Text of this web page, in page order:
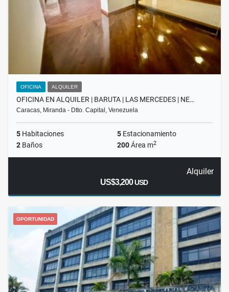
OFICINA ALQUILER
OFICINA EN ALQUILER | BARUTA | LAS MERCEDES | NE…
Caracas, Miranda - Dtto. Capital, Venezuela
5 Habitaciones 5 Estacionamiento
2 Baños 200Área m2
Alquiler
US$3,200USD
OPORTUNIDAD